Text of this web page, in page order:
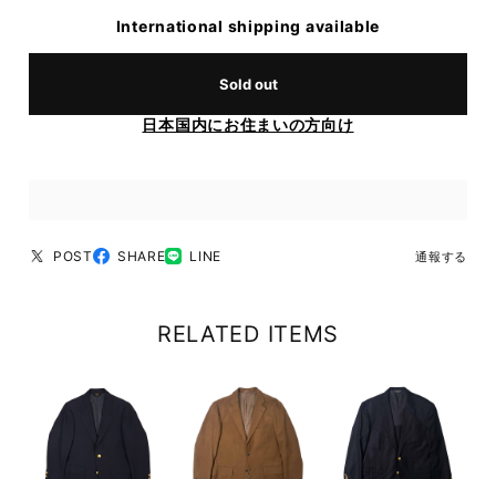
International shipping available
Sold out
日本国内にお住まいの方向け
POST SHARE LINE 通報する
RELATED ITEMS